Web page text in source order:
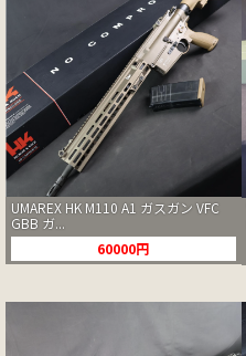
UMAREX HK M110 A1 ガスガン VFC
GBB ガ...
60000円